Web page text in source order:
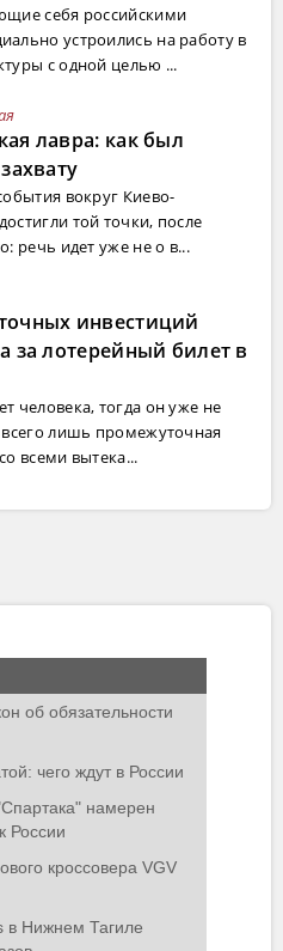
себя российскими
устроились на работу в
с одной целью ...
лавра: как был
вокруг Киево-
той точки, после
речь идет уже не о в...
инвестиций
за лотерейный билет в
человека, тогда он уже не
всего лишь промежуточная
всеми вытека...